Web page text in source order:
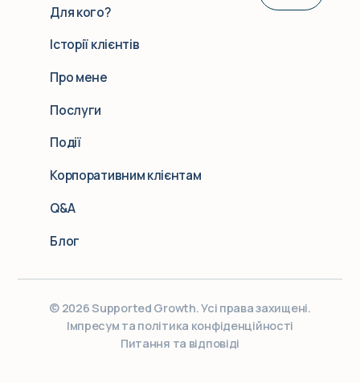
Для кого?
Історії клієнтів
Про мене
Послуги
Події
Корпоративним клієнтам
Q&A
Блог
© 2026 Supported Growth. Усі права захищені.
Імпресум та політика конфіденційності
Питання та відповіді